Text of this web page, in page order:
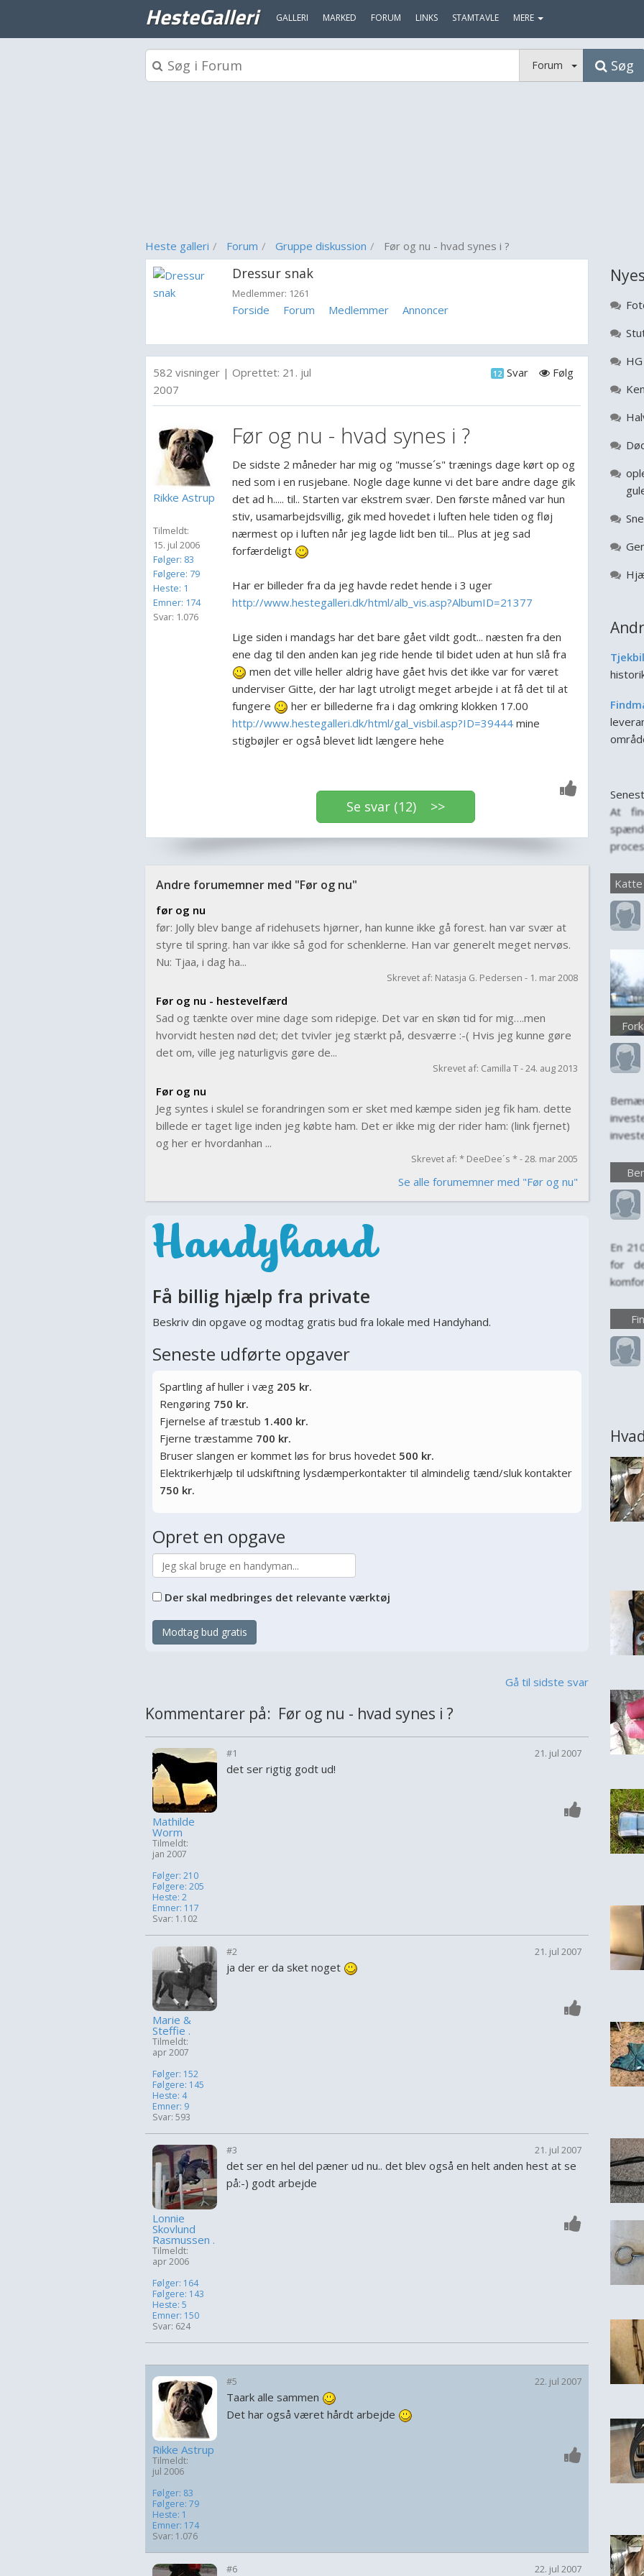
HesteGalleri GALLERI MARKED FORUM LINKS STAMTAVLE MERE
Forum Søg
Heste galleri Forum Gruppe diskussion Før og nu - hvad synes i ?
Dressur snak
Medlemmer: 1261
Forside Forum Medlemmer Annoncer
582 visninger | Oprettet: 21. jul
2007
Følg
12 Svar
Rikke Astrup
Tilmeldt:
15. jul 2006
Følger: 83
Følgere: 79
Heste: 1
Emner: 174
Svar: 1.076
Før og nu - hvad synes i ?
De sidste 2 måneder har mig og "musse´s" trænings dage kørt op og
ned som i en rusjebane. Nogle dage kunne vi det bare andre dage gik
det ad h..... til.. Starten var ekstrem svær. Den første måned var hun
stiv, usamarbejdsvillig, gik med hovedet i luften hele tiden og fløj
nærmest op i luften når jeg lagde lidt ben til... Plus at jeg sad
forfærdeligt
Har er billeder fra da jeg havde redet hende i 3 uger
http://www.hestegalleri.dk/html/alb_vis.asp?AlbumID=21377
Lige siden i mandags har det bare gået vildt godt... næsten fra den
ene dag til den anden kan jeg ride hende til bidet uden at hun slå fra
men det ville heller aldrig have gået hvis det ikke var for været
underviser Gitte, der har lagt utroligt meget arbejde i at få det til at
fungere
her er billederne fra i dag omkring klokken 17.00
http://www.hestegalleri.dk/html/gal_visbil.asp?ID=39444 mine
stigbøjler er også blevet lidt længere hehe
Se svar (12) >>
Andre forumemner med "Før og nu"
før og nu
før: Jolly blev bange af ridehusets hjørner, han kunne ikke gå forest. han var svær at
styre til spring. han var ikke så god for schenklerne. Han var generelt meget nervøs.
Nu: Tjaa, i dag ha...
Skrevet af: Natasja G. Pedersen - 1. mar 2008
Før og nu - hestevelfærd
Sad og tænkte over mine dage som ridepige. Det var en skøn tid for mig….men
hvorvidt hesten nød det; det tvivler jeg stærkt på, desværre :-( Hvis jeg kunne gøre
det om, ville jeg naturligvis gøre de...
Skrevet af: Camilla T - 24. aug 2013
Før og nu
Jeg syntes i skulel se forandringen som er sket med kæmpe siden jeg fik ham. dette
billede er taget lige inden jeg købte ham. Det er ikke mig der rider ham: (link fjernet)
og her er hvordanhan ...
Skrevet af: * DeeDee´s * - 28. mar 2005
Se alle forumemner med "Før og nu"
Få billig hjælp fra private
Beskriv din opgave og modtag gratis bud fra lokale med Handyhand.
Seneste udførte opgaver
Spartling af huller i væg 205 kr.
Rengøring 750 kr.
Fjernelse af træstub 1.400 kr.
Fjerne træstamme 700 kr.
Bruser slangen er kommet løs for brus hovedet 500 kr.
Elektrikerhjælp til udskiftning lysdæmperkontakter til almindelig tænd/sluk kontakter
750 kr.
Opret en opgave
Der skal medbringes det relevante værktøj
Modtag bud gratis
Gå til sidste svar
Kommentarer på: Før og nu - hvad synes i ?
Mathilde
Worm
Tilmeldt:
jan 2007
Følger: 210
Følgere: 205
Heste: 2
Emner: 117
Svar: 1.102
#1 21. jul 2007
det ser rigtig godt ud!
Marie &
Steffie .
Tilmeldt:
apr 2007
Følger: 152
Følgere: 145
Heste: 4
Emner: 9
Svar: 593
#2 21. jul 2007
ja der er da sket noget
Lonnie
Skovlund
Rasmussen .
Tilmeldt:
apr 2006
Følger: 164
Følgere: 143
Heste: 5
Emner: 150
Svar: 624
#3 21. jul 2007
det ser en hel del pæner ud nu.. det blev også en helt anden hest at se
på:-) godt arbejde
Rikke Astrup
Tilmeldt:
jul 2006
Følger: 83
Følgere: 79
Heste: 1
Emner: 174
Svar: 1.076
#5 22. jul 2007
Taark alle sammen
Det har også været hårdt arbejde
#6 22. jul 2007
Tjekbil
At
til
er
for
En
for
eller